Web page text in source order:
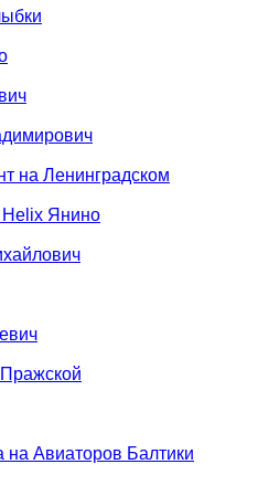
на Ленинградском
Helix Янино
на Авиаторов Балтики